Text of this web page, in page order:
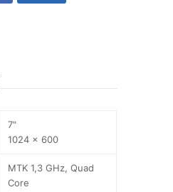
7"
1024 x 600
MTK 1,3 GHz, Quad
Core